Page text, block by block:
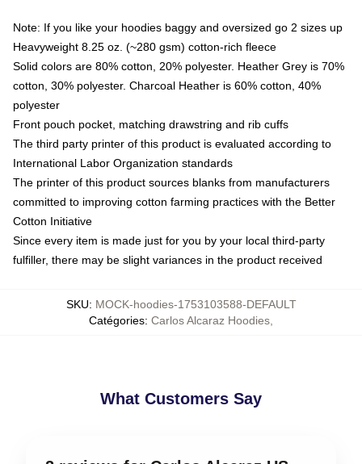
Note: If you like your hoodies baggy and oversized go 2 sizes up
Heavyweight 8.25 oz. (~280 gsm) cotton-rich fleece
Solid colors are 80% cotton, 20% polyester. Heather Grey is 70%
cotton, 30% polyester. Charcoal Heather is 60% cotton, 40%
polyester
Front pouch pocket, matching drawstring and rib cuffs
The third party printer of this product is evaluated according to
International Labor Organization standards
The printer of this product sources blanks from manufacturers
committed to improving cotton farming practices with the Better
Cotton Initiative
Since every item is made just for you by your local third-party
fulfiller, there may be slight variances in the product received
SKU: MOCK-hoodies-1753103588-DEFAULT
Catégories: Carlos Alcaraz Hoodies
What Customers Say